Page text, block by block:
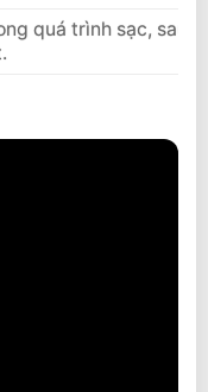
quá trình sạc, sau